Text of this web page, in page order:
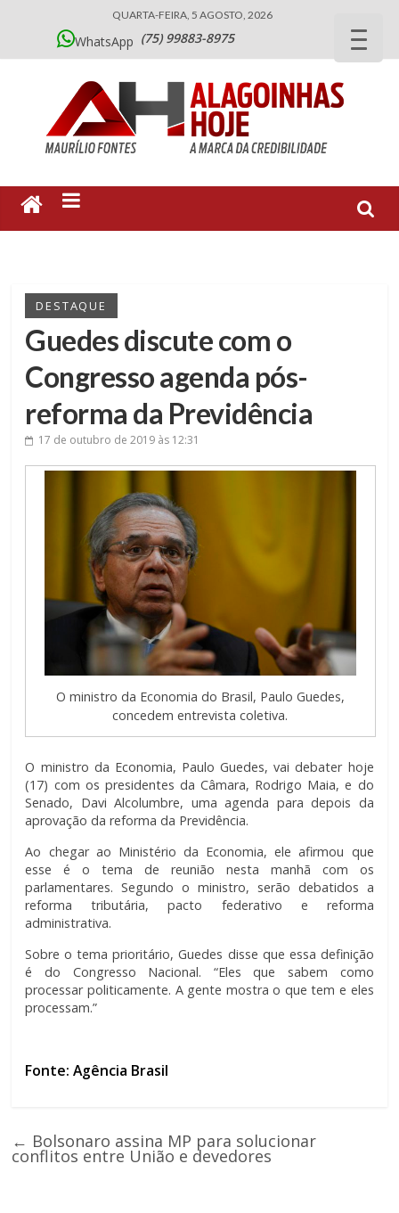
QUARTA-FEIRA, 5 AGOSTO, 2026
WhatsApp (75) 99883-8975
DESTAQUE
Guedes discute com o
Congresso agenda pós-
reforma da Previdência
17 de outubro de 2019 às 12:31
O ministro da Economia do Brasil, Paulo Guedes,
concedem entrevista coletiva.
O ministro da Economia, Paulo Guedes, vai debater hoje
(17) com os presidentes da Câmara, Rodrigo Maia, e do
Senado, Davi Alcolumbre, uma agenda para depois da
aprovação da reforma da Previdência.
Ao chegar ao Ministério da Economia, ele afirmou que
esse é o tema de reunião nesta manhã com os
parlamentares. Segundo o ministro, serão debatidos a
reforma tributária, pacto federativo e reforma
administrativa.
Sobre o tema prioritário, Guedes disse que essa definição
é do Congresso Nacional. “Eles que sabem como
processar politicamente. A gente mostra o que tem e eles
processam.”
Fonte: Agência Brasil
← Bolsonaro assina MP para solucionar
conflitos entre União e devedores